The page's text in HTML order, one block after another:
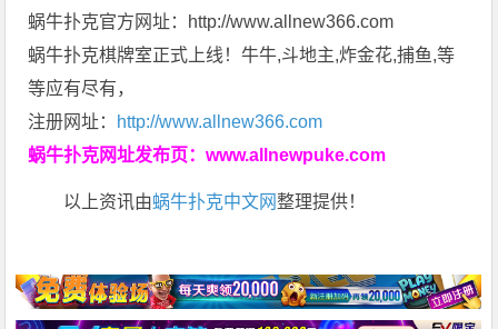
蜗牛扑克官方网址：http://www.allnew366.com
蜗牛扑克棋牌室正式上线！牛牛,斗地主,炸金花,捕鱼,等
等应有尽有，
注册网址： http://www.allnew366.com
蜗牛扑克网址发布页：www.allnewpuke.com
以上资讯由蜗牛扑克中文网整理提供！